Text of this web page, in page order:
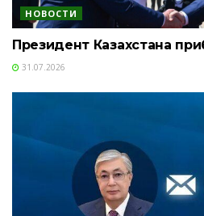
НОВОСТИ
Президент Казахстана
31.07.2026